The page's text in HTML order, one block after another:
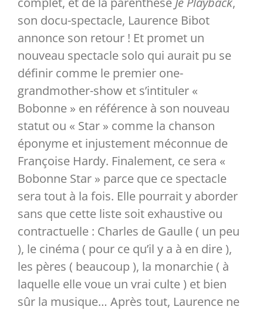
Partenaires
son docu-spectacle, Laurence Bibot
annonce son retour ! Et promet un
nouveau spectacle solo qui aurait pu se
définir comme le premier one-
grandmother-show et s’intituler «
Bobonne » en référence à son nouveau
statut ou « Star » comme la chanson
éponyme et injustement méconnue de
Françoise Hardy. Finalement, ce sera «
Bobonne Star » parce que ce spectacle
sera tout à la fois. Elle pourrait y aborder
sans que cette liste soit exhaustive ou
contractuelle : Charles de Gaulle ( un peu
), le cinéma ( pour ce qu’il y a à en dire ),
les pères ( beaucoup ), la monarchie ( à
laquelle elle voue un vrai culte ) et bien
sûr la musique… Après tout, Laurence ne